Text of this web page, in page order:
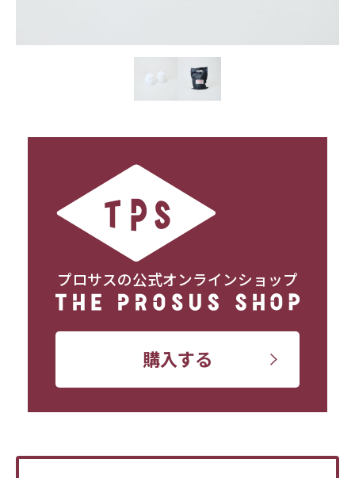
プロサスの公式オンラインショップ
購入する